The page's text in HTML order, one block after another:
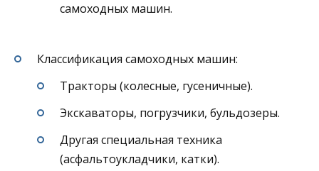
самоходных машин.
Классификация самоходных машин:
Тракторы (колесные, гусеничные).
Экскаваторы, погрузчики, бульдозеры.
Другая специальная техника
(асфальтоукладчики, катки).